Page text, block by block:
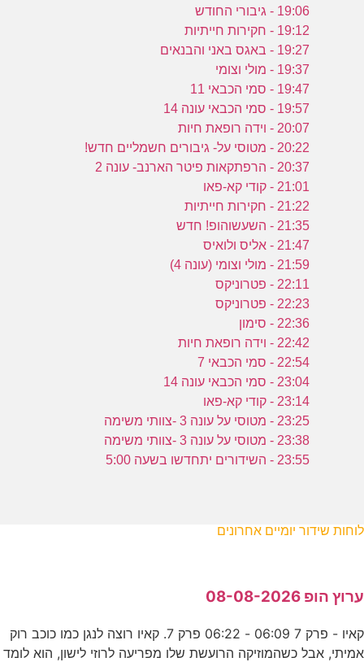
19:06 - גיבורי החודש
19:12 - חקירות חייתיות
19:27 - באגס באני והבנאים
19:37 - מולי וצומי
19:47 - סמי הכבאי 11
19:57 - סמי הכבאי עונה 14
20:07 - וידה רופאת חיות
20:22 - מטוסי על- גיבורים חשמליים חדש!
20:37 - הרפתקאות פיטר הארנב- עונה 2
21:01 - קודי קא-פאו
21:22 - חקירות חייתיות
21:35 - השעשוהופ! חדש
21:47 - אליס ולואיס
21:59 - מולי וצומי (עונה 4)
22:11 - פטרוניקס
22:23 - פטרוניקס
22:36 - סימון
22:42 - וידה רופאת חיות
22:54 - סמי הכבאי 7
23:04 - סמי הכבאי עונה 14
23:14 - קודי קא-פאו
23:25 - מטוסי על עונה 3 -צוותי משימה
23:38 - מטוסי על עונה 3 -צוותי משימה
23:55 - השידורים יתחדשו בשעה 5:00
לוחות שידור יומיים אחרונים
ערוץ הופ 08-08-2026
קאיו - פרק 7 06:09 - 06:22 פרק 7. קאיו רוצה לנגן כמו כוכב רוק
אמיתי, אבל כשהמוזיקה הרועשת שלו מפריעה לרוזי לישון, הוא לומד